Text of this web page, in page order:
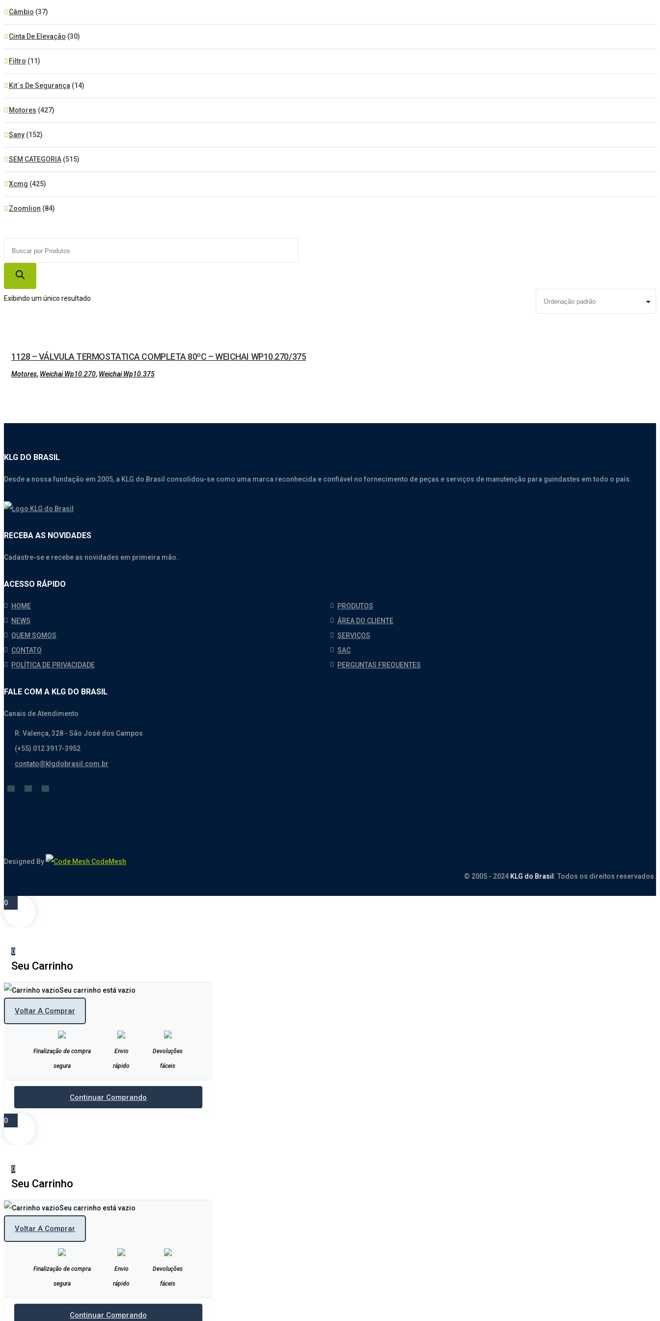
Câmbio (37)
Cinta De Elevação (30)
Filtro (11)
Kit´s De Segurança (14)
Motores (427)
Sany (152)
SEM CATEGORIA (515)
Xcmg (425)
Zoomlion (84)
Exibindo um único resultado
1128 – VÁLVULA TERMOSTATICA COMPLETA 80ºC – WEICHAI WP10.270/375
Motores, Weichai Wp10.270, Weichai Wp10.375
KLG DO BRASIL
Desde a nossa fundação em 2005, a KLG do Brasil consolidou-se como uma marca reconhecida e confiável no fornecimento de peças e serviços de manutenção para guindastes em todo o país.
RECEBA AS NOVIDADES
Cadastre-se e recebe as novidades em primeira mão.
ACESSO RÁPIDO
HOME
PRODUTOS
NEWS
ÁREA DO CLIENTE
QUEM SOMOS
SERVIÇOS
CONTATO
SAC
POLÍTICA DE PRIVACIDADE
PERGUNTAS FREQUENTES
FALE COM A KLG DO BRASIL
Canais de Atendimento
R. Valença, 328 - São José dos Campos
(+55) 012 3917-3952
contato@klgdobrasil.com.br
Designed By
CodeMesh
© 2005 - 2024 KLG do Brasil . Todos os direitos reservados.
0
0
Seu Carrinho
Seu carrinho está vazio
Voltar A Comprar
Finalização de compra
segura
Envio
rápido
Devoluções
fáceis
Continuar Comprando
0
0
Seu Carrinho
Seu carrinho está vazio
Voltar A Comprar
Finalização de compra
segura
Envio
rápido
Devoluções
fáceis
Continuar Comprando